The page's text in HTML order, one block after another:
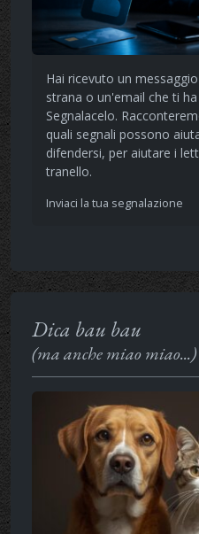
Hai ricevuto un
strana o un'email che ti
Segnalacelo.
quali segnali possono
difendersi, per aiutare i
tranello.
Inviaci la tua segnalazione
Dica bau bau
(ma anche miao miao...)